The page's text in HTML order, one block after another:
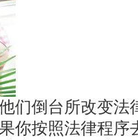
们倒台所改变法
你按照法律程序